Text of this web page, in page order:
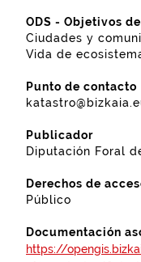
ODS - Objetivos
Ciudades y
Vida de
Punto de contacto
Publicador
Diputación Foral
Derechos de
Público
Documentación
https://